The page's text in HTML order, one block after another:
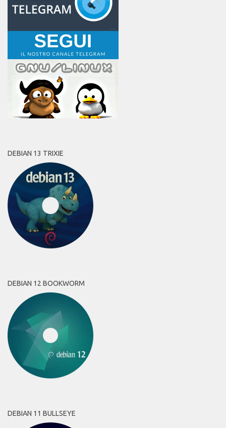
DEBIAN 13 TRIXIE
DEBIAN 12 BOOKWORM
DEBIAN 11 BULLSEYE